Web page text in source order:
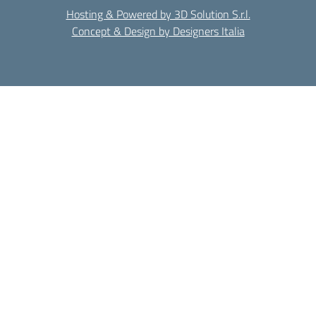
Hosting & Powered by 3D Solution S.r.l.
Concept & Design by Designers Italia